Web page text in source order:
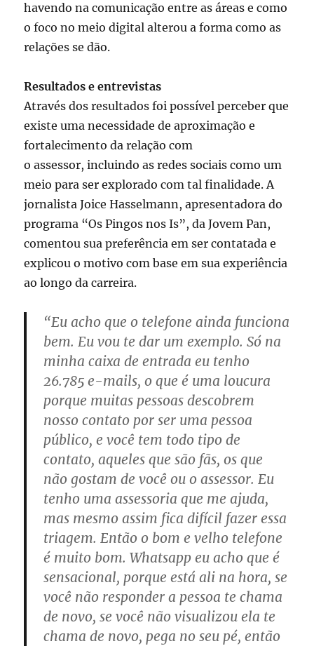
havendo na comunicação entre as áreas e como
o foco no meio digital alterou a forma como as
relações se dão.
Resultados e entrevistas
Através dos resultados foi possível perceber que
existe uma necessidade de aproximação e
fortalecimento da relação com
o assessor, incluindo as redes sociais como um
meio para ser explorado com tal finalidade. A
jornalista Joice Hasselmann, apresentadora do
programa “Os Pingos nos Is”, da Jovem Pan,
comentou sua preferência em ser contatada e
explicou o motivo com base em sua experiência
ao longo da carreira.
“Eu acho que o telefone ainda funciona
bem. Eu vou te dar um exemplo. Só na
minha caixa de entrada eu tenho
26.785 e-mails, o que é uma loucura
porque muitas pessoas descobrem
nosso contato por ser uma pessoa
público, e você tem todo tipo de
contato, aqueles que são fãs, os que
não gostam de você ou o assessor. Eu
tenho uma assessoria que me ajuda,
mas mesmo assim fica difícil fazer essa
triagem. Então o bom e velho telefone
é muito bom. Whatsapp eu acho que é
sensacional, porque está ali na hora, se
você não responder a pessoa te chama
de novo, se você não visualizou ela te
chama de novo, pega no seu pé, então